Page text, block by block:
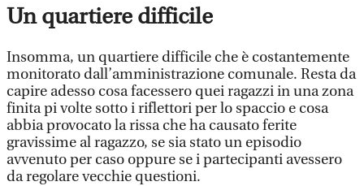
Un quartiere difficile
Insomma, un quartiere difficile che è costantemente
monitorato dall’amministrazione comunale. Resta da
capire adesso cosa facessero quei ragazzi in una zona
finita pi volte sotto i riflettori per lo spaccio e cosa
abbia provocato la rissa che ha causato ferite
gravissime al ragazzo, se sia stato un episodio
avvenuto per caso oppure se i partecipanti avessero
da regolare vecchie questioni.